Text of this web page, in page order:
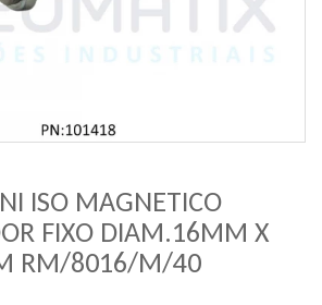
ISO MAGNETICO
FIXO DIAM.16MM X
RM/8016/M/40